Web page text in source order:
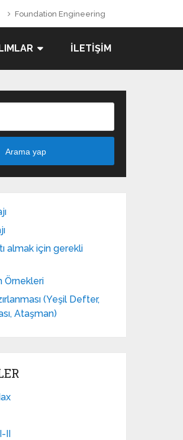
Foundation Engineering
İLETIŞIM
Arama yap
almak için gerekli
Örnekleri
(Yeşil Defter,
Ataşman)
II